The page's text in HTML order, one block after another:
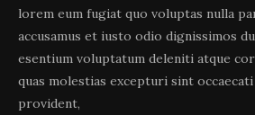
lorem eum fugiat quo voluptas nulla
accusamus et iusto odio dignissimos
esentium voluptatum deleniti atque
quas molestias excepturi sint
provident,